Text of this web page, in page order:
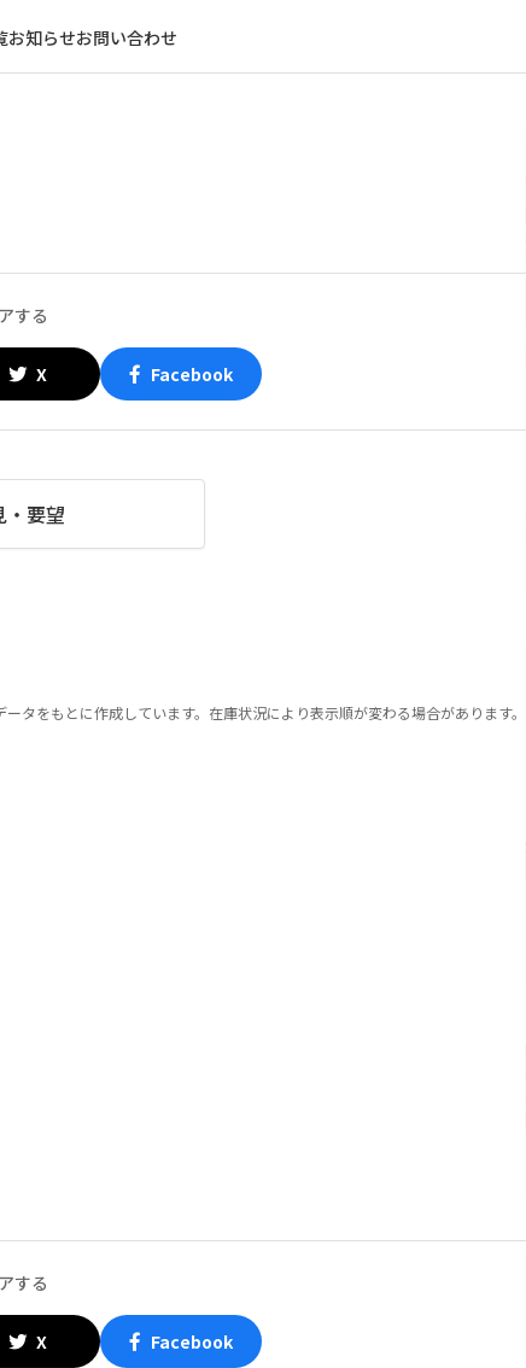
お知らせお問い合わせ
する
X Facebook
・要望
タをもとに作成しています。在庫状況により表示順が変わる場合があります。
する
X Facebook